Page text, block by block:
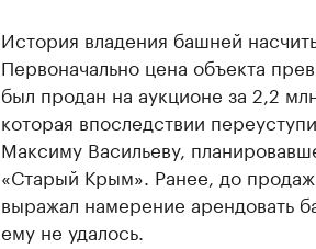
История владения башней
Первоначально цена объекта
был продан на аукционе за 2,2
которая впоследствии
Максиму Васильеву,
«Старый Крым». Ранее, до
выражал намерение арендовать
ему не удалось.